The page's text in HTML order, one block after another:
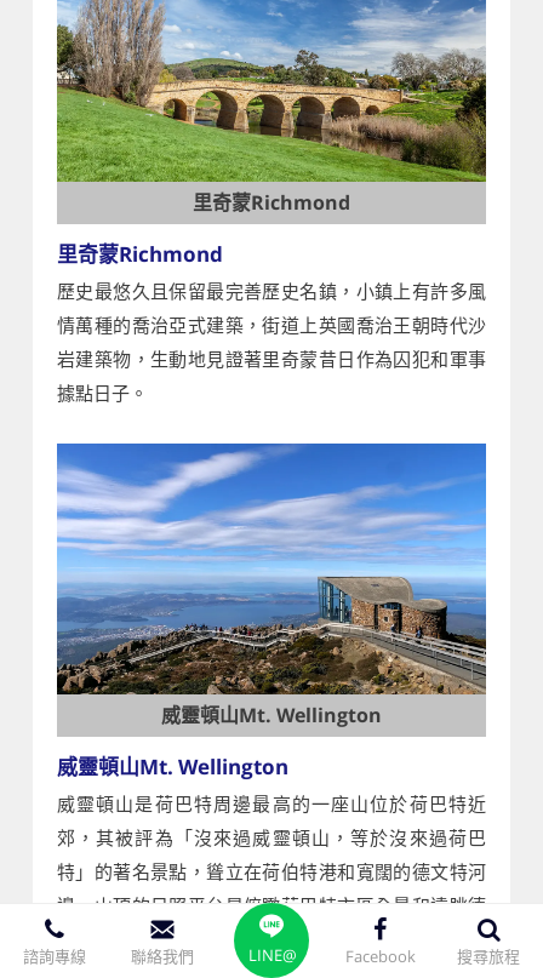
諮詢專線 聯絡我們 LINE@ Facebook 搜尋旅程
里奇蒙Richmond
里奇蒙Richmond
歷史最悠久且保留最完善歷史名鎮，小鎮上有許多風
情萬種的喬治亞式建築，街道上英國喬治王朝時代沙
岩建築物，生動地見證著里奇蒙昔日作為囚犯和軍事
據點日子。
威靈頓山Mt. Wellington
威靈頓山Mt. Wellington
威靈頓山是荷巴特周邊最高的一座山位於荷巴特近
郊，其被評為「沒來過威靈頓山，等於沒來過荷巴
特」的著名景點，聳立在荷伯特港和寬闊的德文特河
邊，山頂的日照平台是俯瞰荷巴特市區全景和遠眺德
文特河河谷的最佳位置，是當地人極為喜愛的景點之
一。